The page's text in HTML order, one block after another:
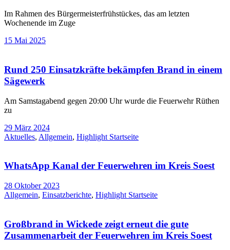
Im Rahmen des Bürgermeisterfrühstückes, das am letzten
Wochenende im Zuge
15 Mai 2025
Rund 250 Einsatzkräfte bekämpfen Brand in einem
Sägewerk
Am Samstagabend gegen 20:00 Uhr wurde die Feuerwehr Rüthen
zu
29 März 2024
Aktuelles, Allgemein, Highlight Startseite
WhatsApp Kanal der Feuerwehren im Kreis Soest
28 Oktober 2023
Allgemein, Einsatzberichte, Highlight Startseite
Großbrand in Wickede zeigt erneut die gute
Zusammenarbeit der Feuerwehren im Kreis Soest